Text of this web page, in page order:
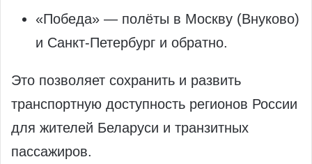
«Победа» — полёты в Москву (Внуково)
и Санкт-Петербург и обратно.
Это позволяет сохранить и развить
транспортную доступность регионов России
для жителей Беларуси и транзитных
пассажиров.